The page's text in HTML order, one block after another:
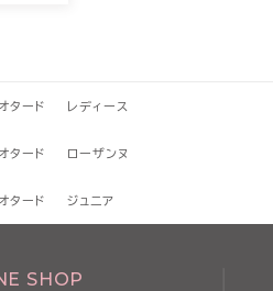
タード レディース
タード ローザンヌ
タード ジュニア
SHOP